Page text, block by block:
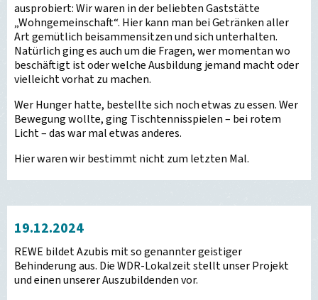
ausprobiert: Wir waren in der beliebten Gaststätte
„Wohngemeinschaft“. Hier kann man bei Getränken aller
Art gemütlich beisammensitzen und sich unterhalten.
Natürlich ging es auch um die Fragen, wer momentan wo
beschäftigt ist oder welche Ausbildung jemand macht oder
vielleicht vorhat zu machen.
Wer Hunger hatte, bestellte sich noch etwas zu essen. Wer
Bewegung wollte, ging Tischtennisspielen – bei rotem
Licht – das war mal etwas anderes.
Hier waren wir bestimmt nicht zum letzten Mal.
19.12.2024
REWE bildet Azubis mit so genannter geistiger
Behinderung aus. Die WDR-Lokalzeit stellt unser Projekt
und einen unserer Auszubildenden vor.